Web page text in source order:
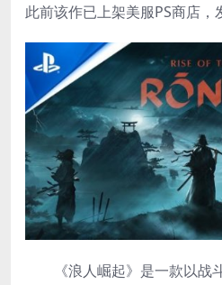
此前该作已上架美服PS商店，
《浪人崛起》是一款以战